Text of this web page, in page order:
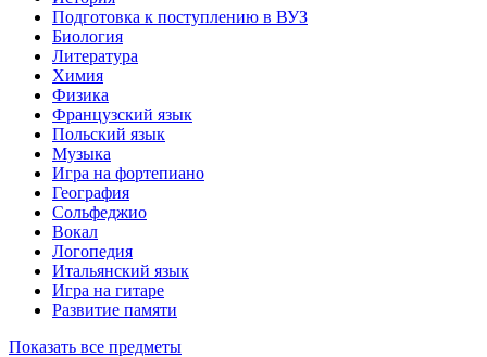
Подготовка к поступлению в ВУЗ
Биология
Литература
Химия
Физика
Французский язык
Польский язык
Музыка
Игра на фортепиано
География
Сольфеджио
Вокал
Логопедия
Итальянский язык
Игра на гитаре
Развитие памяти
Показать все предметы